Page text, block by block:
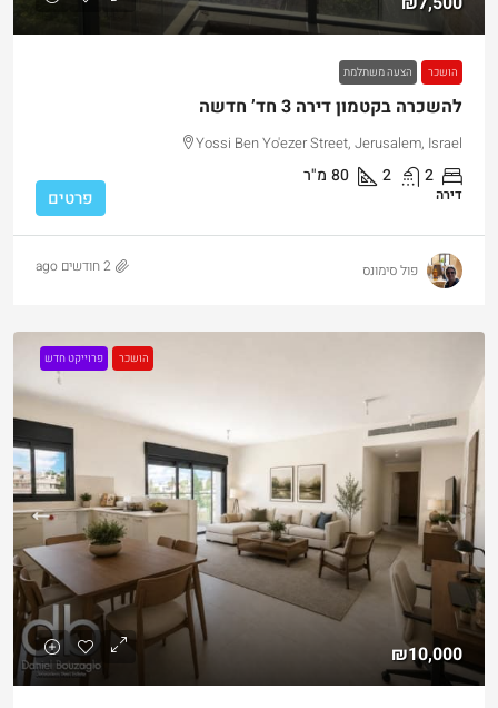
הושכר הצעה משתלמת
להשכרה בקטמון דירה 3 חד’ חדשה
Yossi Ben Yo'ezer Street, Jerusalem, Israel
2
2
80 מ"ר
דירה פרטים
פול סימונס 2 חודשים ago
הושכר פרוייקט חדש
₪10,000